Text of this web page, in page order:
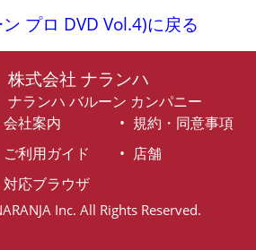
プロ DVD Vol.4)に戻る
株式会社 ナランハ
ナランハ バルーン カンパニー
会社案内
規約・同意事項
ご利用ガイド
店舗
対応ブラウザ
Inc. All Rights Reserved.